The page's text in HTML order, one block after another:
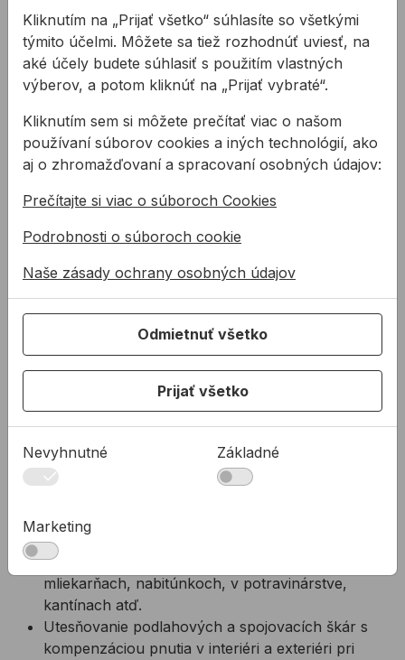
Vyrovnáva pohyby
Nevýrazný zápach
Príjemné spracovanie
Bez silikónu
Žiadna interakcia s parketovými povrchmi, ktoré je
možné bežne kúpiť
Bez izokyanátov
Dobrá odolnosť voči starnutiu a zvetrávaniu
Na dlhoročné používanie v interiéri a exteriéri
Opticky bezchybné prispôsobenie škár
Oblasti aplikácie:
Utesňovanie škár parketových, laminátových,
drevených, korkových, plastových a vinylových
Utesňovanie mechanicky veľmi zaťažených
dilatačných a spojovacích škár, ktoré sú
vystavené
statickému zaťaženiu alebo valivej prevádzke,
napr. v skladovacích a výrobných halách,
dielňach, na nádvoriach, v umývačkách, na
atď.
Tmelenie podlahových spojov vystavených
veľkému chemickému pôsobeniu, napr. v
mliekarňach, nabitúnkoch, v potravinárstve,
kantínach atď.
Utesňovanie podlahových a spojovacích škár s
kompenzáciou pnutia v interiéri a exteriéri pri
Kliknutím na „Prijať všetko“ súhlasíte so všetkými
týmito účelmi. Môžete sa tiež rozhodnúť uviesť, na
aké účely budete súhlasiť s použitím vlastných
výberov, a potom kliknúť na „Prijať vybraté“.
Kliknutím sem si môžete prečítať viac o našom
používaní súborov cookies a iných technológií, ako
aj o zhromažďovaní a spracovaní osobných údajov:
Prečítajte si viac o súboroch Cookies
Podrobnosti o súboroch cookie
Naše zásady ochrany osobných údajov
Odmietnuť všetko
Prijať všetko
Nevyhnutné Základné
Marketing